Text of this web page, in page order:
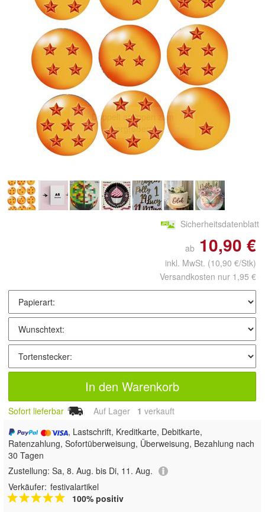
Doppelt antippen zum
vergrößern
Sicherheitsdatenblatt
ab 10,90 €
inkl. MwSt. (10,90 €/Stk)
Versandkosten nur 1,95 €
In den Warenkorb
Sofort lieferbar Auf Lager 1 verkauft
, Lastschrift, Kreditkarte, Debitkarte,
Ratenzahlung, Sofortüberweisung, Überweisung, Bezahlung nach
30 Tagen
Zustellung: Sa, 8. Aug. bis Di, 11. Aug.
Verkäufer: festivalartikel
100% positiv